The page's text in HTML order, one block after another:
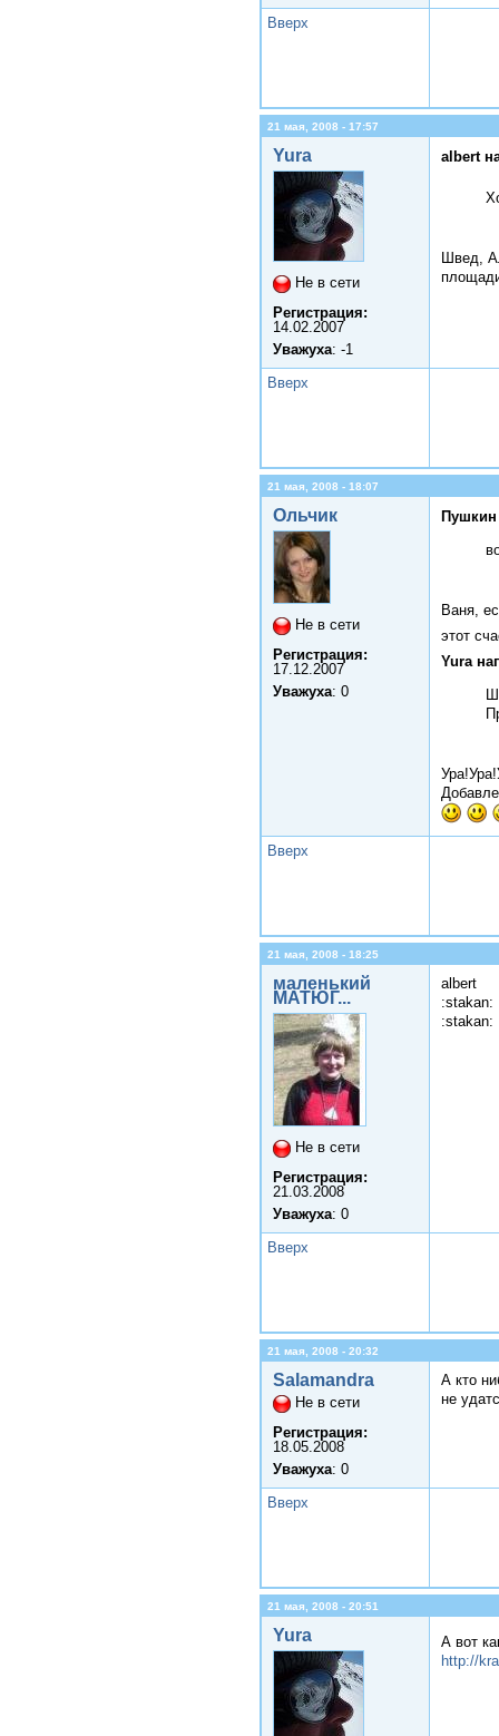
Вверх
21 мая, 2008 - 17:57
Yura
Не в сети
Регистрация:
14.02.2007
Уважуха: -1
albert
Швед,
Вверх
21 мая, 2008 - 18:07
Ольчик
Не в сети
Регистрация:
17.12.2007
Уважуха: 0
Пушкин
Ваня,
этот
Yura
Вверх
21 мая, 2008 - 18:25
маленький
МАТЮГ...
Не в сети
Регистрация:
21.03.2008
Уважуха: 0
albert
:stakan:
:stakan:
Вверх
21 мая, 2008 - 20:32
Salamandra
Не в сети
Регистрация:
18.05.2008
Уважуха: 0
А кто
не
Вверх
21 мая, 2008 - 20:51
Yura
А вот
http://